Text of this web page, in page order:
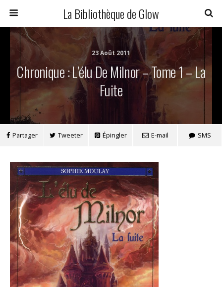
La Bibliothèque de Glow
23 Août 2011
Chronique : L’élu De Milnor – Tome 1 – La
Fuite
Partager Tweeter Épingler E-mail SMS